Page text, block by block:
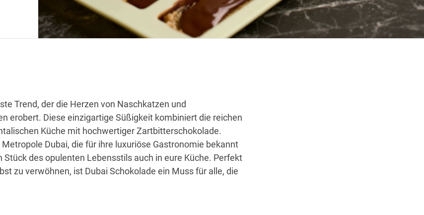
Wegbeschreibung
Trend, der die Herzen von Naschkatzen und
erobert. Diese einzigartige Süßigkeit kombiniert die reichen
Küche mit hochwertiger Zartbitterschokolade.
Dubai, die für ihre luxuriöse Gastronomie bekannt
Stück des opulenten Lebensstils auch in eure Küche. Perfekt
zu verwöhnen, ist Dubai Schokolade ein Muss für alle, die